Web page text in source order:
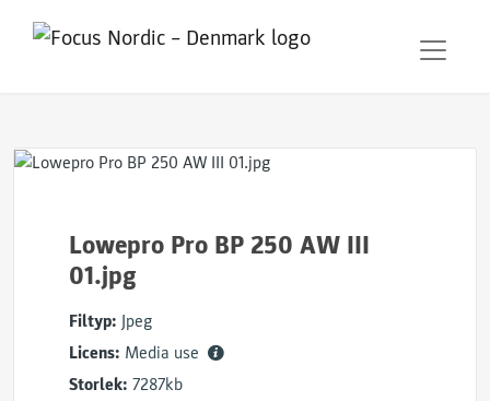
Lowepro Pro BP 250 AW III
01.jpg
Filtyp: Jpeg
Licens: Media use
Storlek: 7287kb